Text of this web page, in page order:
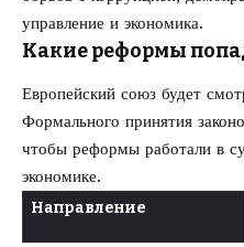
управление и экономика.
Какие реформы
Европейский союз будет
Формального принятия
чтобы реформы работали в
экономике.
Направление